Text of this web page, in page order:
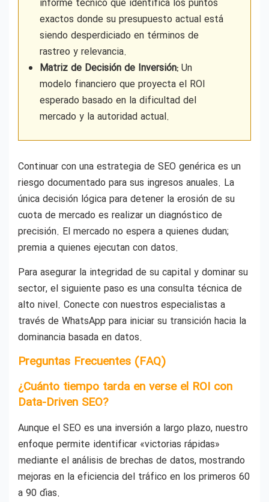
informe técnico que identifica los puntos
exactos donde su presupuesto actual está
siendo desperdiciado en términos de
rastreo y relevancia.
Matriz de Decisión de Inversión: Un
modelo financiero que proyecta el ROI
esperado basado en la dificultad del
mercado y la autoridad actual.
Continuar con una estrategia de SEO genérica es un
riesgo documentado para sus ingresos anuales. La
única decisión lógica para detener la erosión de su
cuota de mercado es realizar un diagnóstico de
precisión. El mercado no espera a quienes dudan;
premia a quienes ejecutan con datos.
Para asegurar la integridad de su capital y dominar su
sector, el siguiente paso es una consulta técnica de
alto nivel. Conecte con nuestros especialistas a
través de WhatsApp para iniciar su transición hacia la
dominancia basada en datos.
Preguntas Frecuentes (FAQ)
¿Cuánto tiempo tarda en verse el ROI con
Data-Driven SEO?
Aunque el SEO es una inversión a largo plazo, nuestro
enfoque permite identificar «victorias rápidas»
mediante el análisis de brechas de datos, mostrando
mejoras en la eficiencia del tráfico en los primeros 60
a 90 días.